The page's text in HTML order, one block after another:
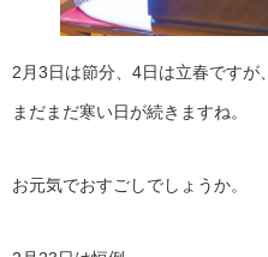
2月3日は節分、4日は立春ですが、
まだまだ寒い日が続きますね。
お元気でおすごしでしょうか。